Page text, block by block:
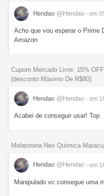
Hendao @Hendao - em
Acho que vou esperar o Prime
Amazon
Cupom Mercado Livre: 15%
(desconto Máximo De R$80)
Hendao @Hendao - em
Acabei de conseguir usar! Top
Melatonina Neo Química
Hendao @Hendao - em
Manipulado vc consegue uma